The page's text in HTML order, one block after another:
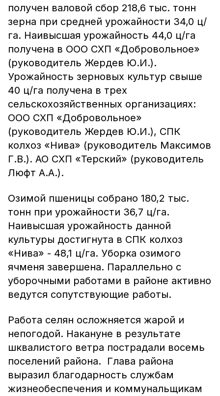
получен валовой сбор 218,6 тыс. тонн
зерна при средней урожайности 34,0 ц/
га. Наивысшая урожайность 44,0 ц/га
получена в ООО СХП «Добровольное»
(руководитель Жердев Ю.И.).
Урожайность зерновых культур свыше
40 ц/га получена в трех
сельскохозяйственных организациях:
ООО СХП «Добровольное»
(руководитель Жердев Ю.И.), СПК
колхоз «Нива» (руководитель Максимов
Г.В.). АО СХП «Терский» (руководитель
Люфт А.А.).
Озимой пшеницы собрано 180,2 тыс.
тонн при урожайности 36,7 ц/га.
Наивысшая урожайность данной
культуры достигнута в СПК колхоз
«Нива» - 48,1 ц/га. Уборка озимого
ячменя завершена. Параллельно с
уборочными работами в районе активно
ведутся сопутствующие работы.
Работа селян осложняется жарой и
непогодой. Накануне в результате
шквалистого ветра пострадали восемь
поселений района. Глава района
выразил благодарность службам
жизнеобеспечения и коммунальщикам